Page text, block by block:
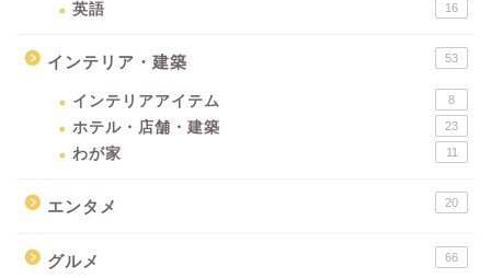
英語 16
インテリア・建築 53
インテリアアイテム 8
ホテル・店舗・建築 23
わが家 11
エンタメ 20
グルメ 66